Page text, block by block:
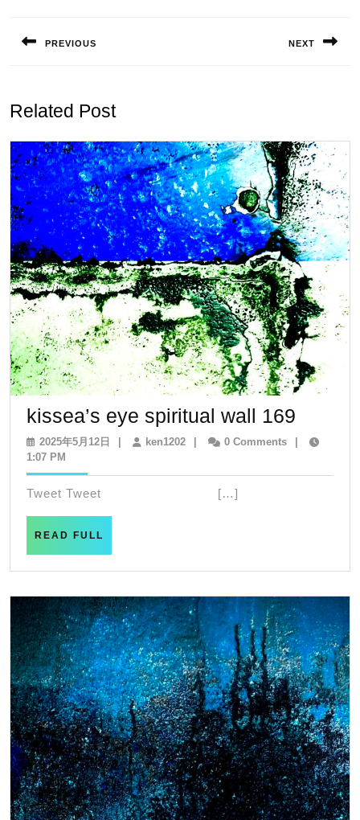
ナ
ゲ
ー
シ
ョ
ン
PREVIOUS NEXT
Related Post
kissea’s eye spiritual wall 169
eye
2025年5月12日
2025
日
ken1202ken12020 Comments
1:07 PM
Tweet Tweet […]
READ FULL